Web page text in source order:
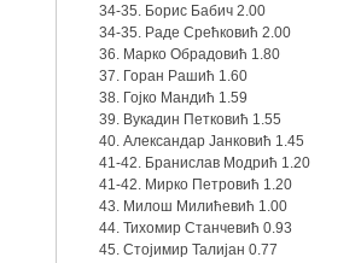
34-35. Борис Бабич 2.00
34-35. Раде Срећковић 2.00
36. Марко Обрадовић 1.80
37. Горан Рашић 1.60
38. Гојко Мандић 1.59
39. Вукадин Петковић 1.55
40. Александар Јанковић 1.45
41-42. Бранислав Модрић 1.20
41-42. Мирко Петровић 1.20
43. Милош Милићевић 1.00
44. Тихомир Станчевић 0.93
45. Стојимир Талијан 0.77